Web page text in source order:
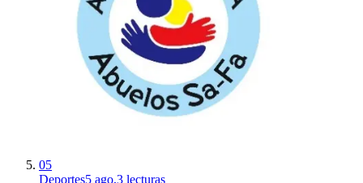
05
Deportes5 ago.3 lecturas